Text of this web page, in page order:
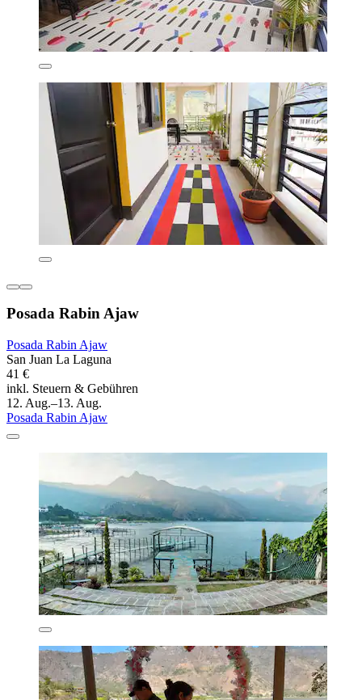
Posada Rabin Ajaw
Posada Rabin Ajaw
San Juan La Laguna
41 €
inkl. Steuern & Gebühren
12. Aug.–13. Aug.
Posada Rabin Ajaw